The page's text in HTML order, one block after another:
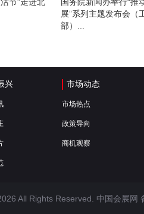
节”走进北
国务院新闻办举行“推
展”系列主题发布会（
部）...
兴 市场动态
市场热点
政策导向
商机观察
All Rights Reserved. 中国会展网